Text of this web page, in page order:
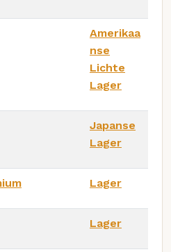
Amerikaa
nse
Lichte
Lager
Japanse
Lager
Lager
Lager